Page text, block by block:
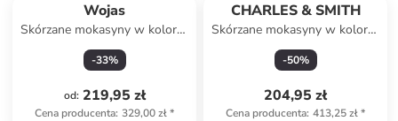
Wojas
Skórzane mokasyny w kolorze
jasnobrązowym
-33%
od: 219,95 zł
Cena producenta: 329,00 zł*
CHARLES & SMITH
Skórzane mokasyny w kolorze
beżowym
-50%
204,95 zł
Cena producenta: 413,25 zł*